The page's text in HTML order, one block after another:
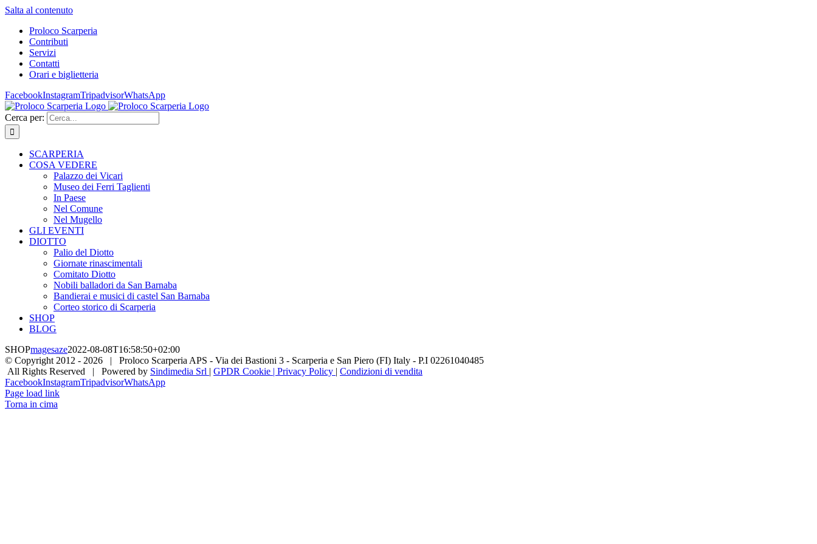
Salta al contenuto
Proloco Scarperia
Contributi
Servizi
Contatti
Orari e biglietteria
FacebookInstagramTripadvisorWhatsApp
Cerca per:
SCARPERIA
COSA VEDERE
Palazzo dei Vicari
Museo dei Ferri Taglienti
In Paese
Nel Comune
Nel Mugello
GLI EVENTI
DIOTTO
Palio del Diotto
Giornate rinascimentali
Comitato Diotto
Nobili balladori da San Barnaba
Bandierai e musici di castel San Barnaba
Corteo storico di Scarperia
SHOP
BLOG
SHOPmagesaze2022-08-08T16:58:50+02:00
© Copyright 2012 - 2026 | Proloco Scarperia APS - Via dei Bastioni 3 - Scarperia e San Piero (FI) Italy - P.I 02261040485
All Rights Reserved | Powered by Sindimedia Srl | GPDR Cookie | Privacy Policy | Condizioni di vendita
FacebookInstagramTripadvisorWhatsApp
Page load link
Torna in cima